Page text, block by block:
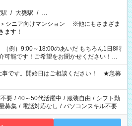
/ 大甕駅 / …
＞シニア向けマンション ※他にもさまざま
ます！
例）9:00～18:00のあいだ もちろん1日8時
可能です！ご希望をお聞かせください！★
が必要な場合も遠慮なくご相談ください。
の勤務が必要です
事です。開始日はご相談ください！ ★急募
要 / 40～50代活躍中 / 服装自由 / シフト勤
募集 / 電話対応なし / パソコンスキル不要